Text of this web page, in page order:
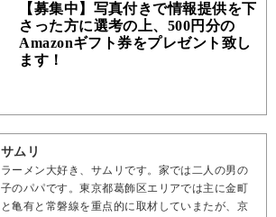
【募集中】写真付きで情報提供を下
さった方に選考の上、500円分の
Amazonギフト券をプレゼント致し
ます！
サムリ
ラーメン大好き、サムリです。家では二人の男の
子のパパです。東京都葛飾区エリアでは主に金町
と亀有と常磐線を重点的に取材していまたが、京